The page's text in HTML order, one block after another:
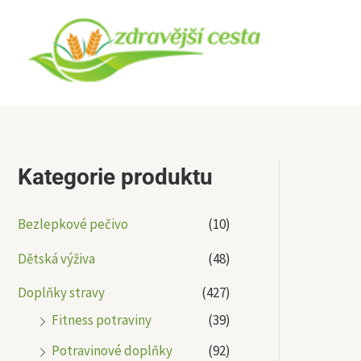
obsah
Kategorie produktu
Bezlepkové pečivo
(10)
Dětská výživa
(48)
Doplňky stravy
(427)
Fitness potraviny
(39)
Potravinové doplňky
(92)